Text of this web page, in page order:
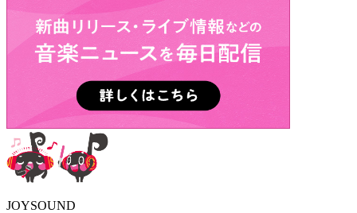
JOYSOUND